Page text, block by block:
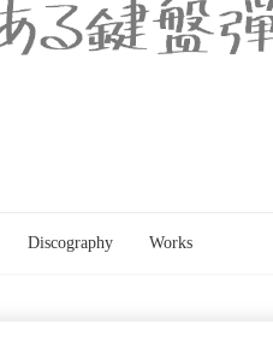
Discography Works